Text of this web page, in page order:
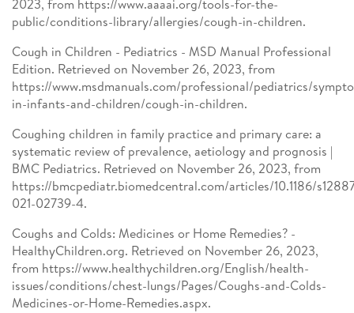
2023, from https://www.aaaai.org/tools-for-the-
public/conditions-library/allergies/cough-in-children.
Cough in Children - Pediatrics - MSD Manual Professional
Edition. Retrieved on November 26, 2023, from
https://www.msdmanuals.com/professional/pediatrics/
in-infants-and-children/cough-in-children.
Coughing children in family practice and primary care: a
systematic review of prevalence, aetiology and prognosis |
BMC Pediatrics. Retrieved on November 26, 2023, from
https://bmcpediatr.biomedcentral.com/articles/10.1186/
021-02739-4.
Coughs and Colds: Medicines or Home Remedies? -
HealthyChildren.org. Retrieved on November 26, 2023,
from https://www.healthychildren.org/English/health-
issues/conditions/chest-lungs/Pages/Coughs-and-Colds-
Medicines-or-Home-Remedies.aspx.